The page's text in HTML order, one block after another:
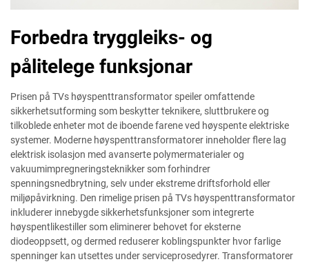
Forbedra tryggleiks- og
pålitelege funksjonar
Prisen på TVs høyspenttransformator speiler omfattende
sikkerhetsutforming som beskytter teknikere, sluttbrukere og
tilkoblede enheter mot de iboende farene ved høyspente elektriske
systemer. Moderne høyspenttransformatorer inneholder flere lag
elektrisk isolasjon med avanserte polymermaterialer og
vakuumimpregneringsteknikker som forhindrer
spenningsnedbrytning, selv under ekstreme driftsforhold eller
miljøpåvirkning. Den rimelige prisen på TVs høyspenttransformator
inkluderer innebygde sikkerhetsfunksjoner som integrerte
høyspentlikestiller som eliminerer behovet for eksterne
diodeoppsett, og dermed reduserer koblingspunkter hvor farlige
spenninger kan utsettes under serviceprosedyrer. Transformatorer